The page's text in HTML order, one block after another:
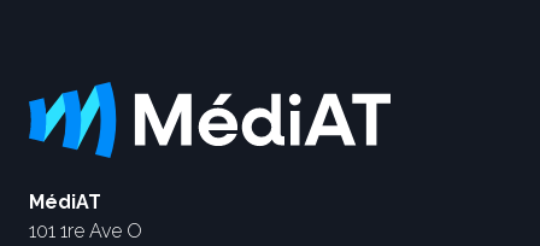
MédiAT
101 1re Ave O